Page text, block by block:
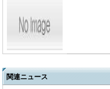
関連ニュース